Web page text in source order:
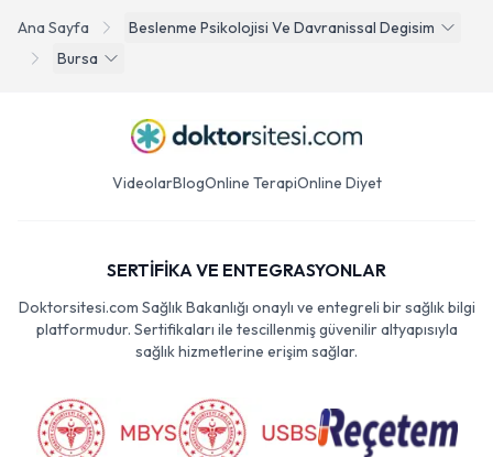
Ana Sayfa
Beslenme Psikolojisi Ve Davranissal Degisim
Bursa
VideolarBlogOnline TerapiOnline Diyet
SERTİFİKA VE ENTEGRASYONLAR
Doktorsitesi.com Sağlık Bakanlığı onaylı ve entegreli bir sağlık bilgi
platformudur. Sertifikaları ile tescillenmiş güvenilir altyapısıyla
sağlık hizmetlerine erişim sağlar.